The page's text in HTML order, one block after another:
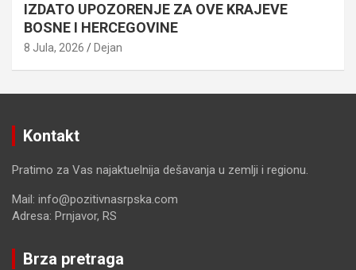
IZDATO UPOZORENJE ZA OVE KRAJEVE
BOSNE I HERCEGOVINE
8 Jula, 2026 Dejan
Kontakt
Pratimo za Vas najaktuelnija dešavanja u zemlji i regionu.
Mail: info@pozitivnasrpska.com
Adresa: Prnjavor, RS
Brza pretraga